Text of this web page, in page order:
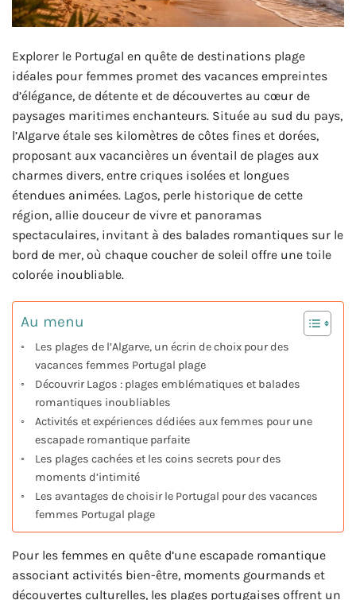
Explorer le Portugal en quête de destinations plage
idéales pour femmes promet des vacances empreintes
d’élégance, de détente et de découvertes au cœur de
paysages maritimes enchanteurs. Située au sud du pays,
l’Algarve étale ses kilomètres de côtes fines et dorées,
proposant aux vacancières un éventail de plages aux
charmes divers, entre criques isolées et longues
étendues animées. Lagos, perle historique de cette
région, allie douceur de vivre et panoramas
spectaculaires, invitant à des balades romantiques sur le
bord de mer, où chaque coucher de soleil offre une toile
colorée inoubliable.
Au menu
Les plages de l’Algarve, un écrin de choix pour des
vacances femmes Portugal plage
Découvrir Lagos : plages emblématiques et balades
romantiques inoubliables
Activités et expériences dédiées aux femmes pour une
escapade romantique parfaite
Les plages cachées et les coins secrets pour des
moments d’intimité
Les avantages de choisir le Portugal pour des vacances
femmes Portugal plage
Pour les femmes en quête d’une escapade romantique
associant activités bien-être, moments gourmands et
découvertes culturelles, les plages portugaises offrent un